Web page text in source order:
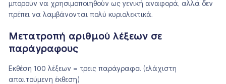
μπορούν να χρησιμοποιηθούν ως γενική αναφορά, αλλά δεν
πρέπει να λαμβάνονται πολύ κυριολεκτικά.
Μετατροπή αριθμού λέξεων σε
παράγραφους
Εκθέση 100 λέξεων = τρεις παράγραφοι (ελάχιστη
απαιτούμενη έκθεση)